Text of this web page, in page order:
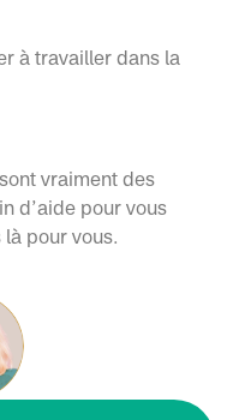
à travailler dans la
vraiment des
d’aide pour vous
pour vous.